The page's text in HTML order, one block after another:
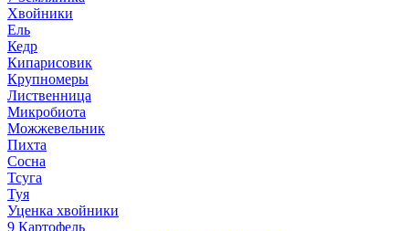
Хвойники
Ель
Кедр
Кипарисовик
Крупномеры
Лиственница
Микробиота
Можжевельник
Пихта
Сосна
Тсуга
Туя
Уценка хвойники
9 Картофель